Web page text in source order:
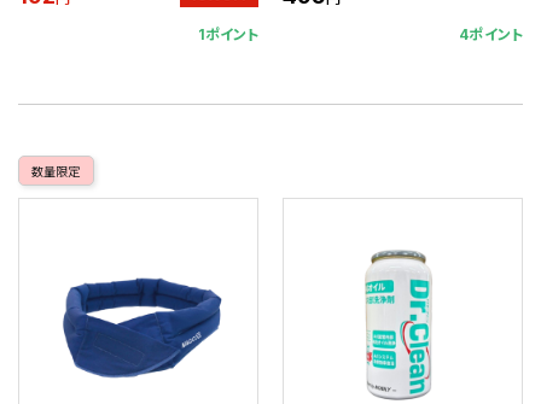
1ポイント
4ポイント
数量限定